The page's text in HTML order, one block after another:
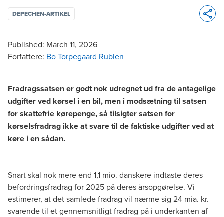
DEPECHEN-ARTIKEL
Published: March 11, 2026
Forfattere: Bo Torpegaard Rubien
Fradragssatsen er godt nok udregnet ud fra de antagelige
udgifter ved kørsel i en bil, men i modsætning til satsen
for skattefrie kørepenge, så tilsigter satsen for
kørselsfradrag ikke at svare til de faktiske udgifter ved at
køre i en sådan.
Snart skal nok mere end 1,1 mio. danskere indtaste deres
befordringsfradrag for 2025 på deres årsopgørelse. Vi
estimerer, at det samlede fradrag vil nærme sig 24 mia. kr.
svarende til et gennemsnitligt fradrag på i underkanten af